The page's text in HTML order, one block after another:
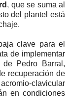
, que se suma al
del plantel está
clave para el
de implementar
Pedro Barral,
recuperación de
clavicular
en condiciones